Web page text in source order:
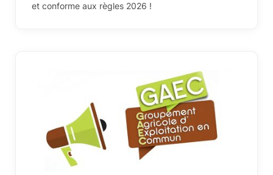
et conforme aux règles 2026 !